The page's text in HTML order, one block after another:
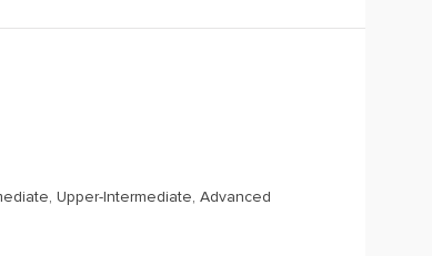
Upper-Intermediate, Advanced